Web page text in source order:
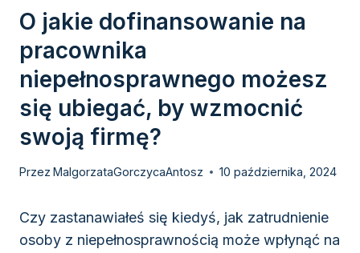
O jakie dofinansowanie na
pracownika
niepełnosprawnego możesz
się ubiegać, by wzmocnić
swoją firmę?
Przez MalgorzataGorczycaAntosz 10 października, 2024
Czy zastanawiałeś się kiedyś, jak zatrudnienie
osoby z niepełnosprawnością może wpłynąć na